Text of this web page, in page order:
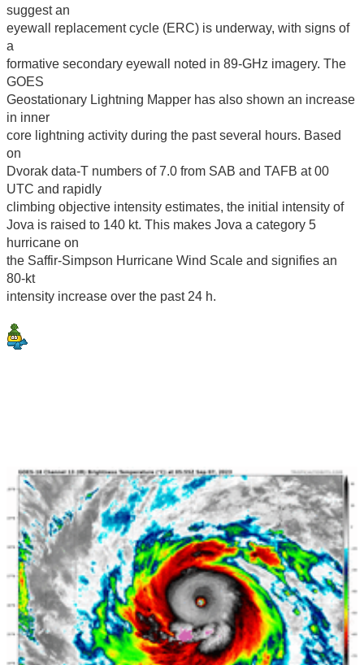
suggest an
eyewall replacement cycle (ERC) is underway, with signs of
a
formative secondary eyewall noted in 89-GHz imagery. The
GOES
Geostationary Lightning Mapper has also shown an increase
in inner
core lightning activity during the past several hours. Based
on
Dvorak data-T numbers of 7.0 from SAB and TAFB at 00
UTC and rapidly
climbing objective intensity estimates, the initial intensity of
Jova is raised to 140 kt. This makes Jova a category 5
hurricane on
the Saffir-Simpson Hurricane Wind Scale and signifies an
80-kt
intensity increase over the past 24 h.